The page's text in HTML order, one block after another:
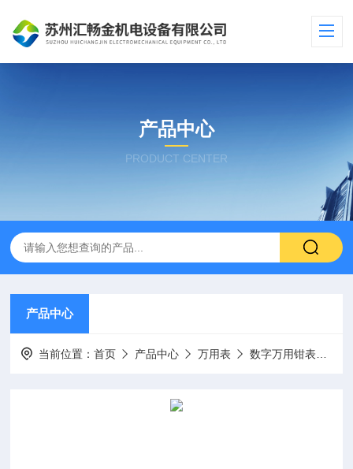
产品中心
PRODUCT CENTER
产品中心
当前位置：首页 产品中心 万用表 数字万用钳表